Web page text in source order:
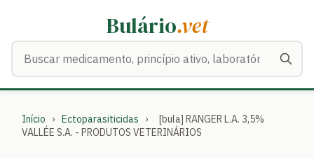
Bulário.vet
Início › Ectoparasiticidas ›
[bula] RANGER L.A. 3,5%
VALLÉE S.A. - PRODUTOS VETERINÁRIOS